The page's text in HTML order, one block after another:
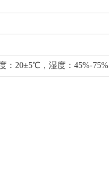
：20±5℃，湿度：45%-75%